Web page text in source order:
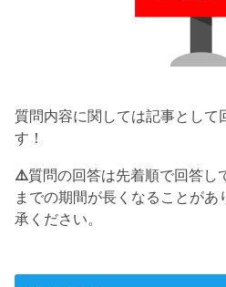
質問内容に関しては記事として
す！
⚠️質問の回答は先着順で回答し
までの期間が長くなることがあ
承ください。